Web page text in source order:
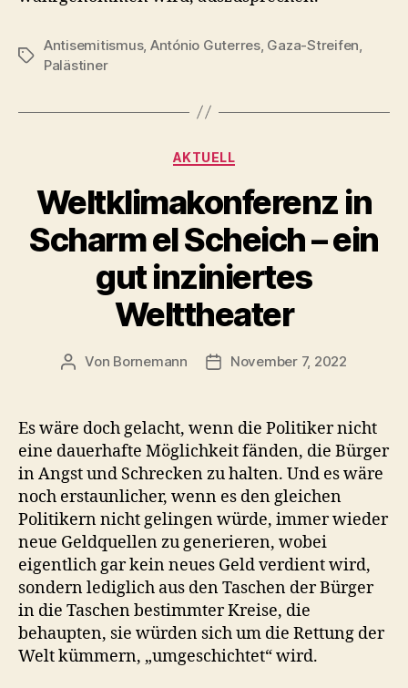
Schlagwörter
Antisemitismus, António Guterres, Gaza-Streifen
Palästiner
Kategorien
AKTUELL
Weltklimakonferenz in
Scharm el Scheich – ein
gut inziniertes
Welttheater
Beitragsautor
Von Bornemann Veröffentlichungsdatum
November 7, 2022
Es wäre doch gelacht, wenn die Politiker nicht
eine dauerhafte Möglichkeit fänden, die Bürger
in Angst und Schrecken zu halten. Und es wäre
noch erstaunlicher, wenn es den gleichen
Politikern nicht gelingen würde, immer wieder
neue Geldquellen zu generieren, wobei
eigentlich gar kein neues Geld verdient wird,
sondern lediglich aus den Taschen der Bürger
in die Taschen bestimmter Kreise, die
behaupten, sie würden sich um die Rettung der
Welt kümmern, „umgeschichtet“ wird.